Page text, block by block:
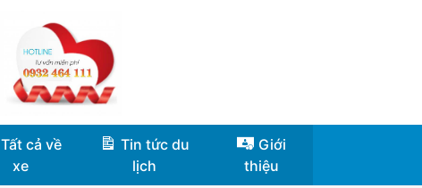
Tất cả về
xe
Tin tức du
lịch
Giới
thiệu